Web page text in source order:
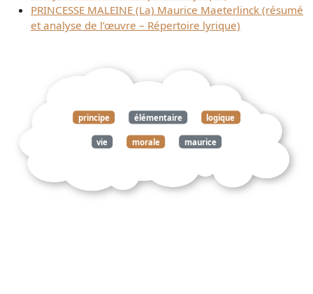
PRINCESSE MALEINE (La) Maurice Maeterlinck (résumé
et analyse de l’œuvre – Répertoire lyrique)
principe élémentaire logique
vie morale maurice
uvre répertoire lyrique